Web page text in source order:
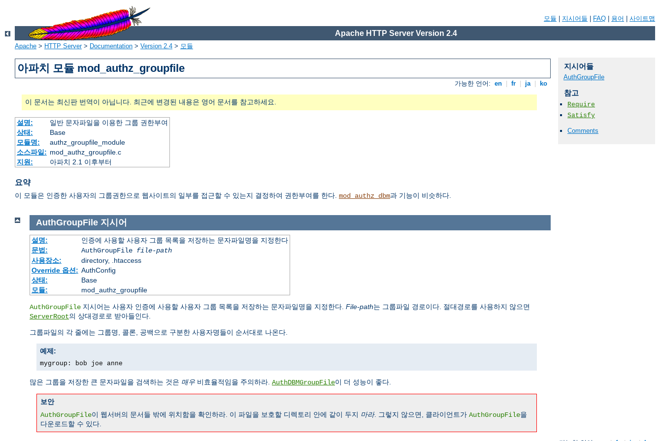
모듈 지시어들 FAQ 용어 사이트맵
Apache HTTP Server Version 2.4
Apache > HTTP Server> Documentation > Version 2.4 > 모듈
아파치 모듈 mod_authz_groupfile
가능한 언어: en fr ja ko
이 문서는 최신판 번역이 아닙니다. 최근에 변경된 내용은 영어 문서를 참고하세요.
설명:
일반 문자파일을 이용한 그룹 권한부여
상태:
Base
모듈명:
authz_groupfile_module
소스파일: mod_authz_groupfile.c
지원:
아파치 2.1 이후부터
요약
이 모듈은 인증한 사용자의 그룹권한으로 웹사이트의 일부를 접근할 수 있는지 결정하여 권한부여를 한다. mod_authz_dbm과 기능이 비슷하다.
지시어들
AuthGroupFile
참고
Require
Satisfy
Comments
AuthGroupFile 지시어
설명:
인증에 사용할 사용자 그룹 목록을 저장하는 문자파일명을 지정한다
문법:
AuthGroupFile file-path
사용장소:
directory, .htaccess
Override 옵션: AuthConfig
상태:
Base
모듈:
mod_authz_groupfile
AuthGroupFile 지시어는 사용자 인증에 사용할 사용자 그룹 목록을 저장하는 문자파일명을 지정한다. File-path는 그룹파일 경로이다. 절대경로를 사용하지 않으면
ServerRoot의 상대경로로 받아들인다.
그룹파일의 각 줄에는 그룹명, 콜론, 공백으로 구분한 사용자명들이 순서대로 나온다.
예제:
mygroup: bob joe anne
많은 그룹을 저장한 큰 문자파일을 검색하는 것은 매우 비효율적임을 주의하라. AuthDBMGroupFile이 더 성능이 좋다.
보안
AuthGroupFile이 웹서버의 문서들 밖에 위치함을 확인하라. 이 파일을 보호할 디렉토리 안에 같이 두지 마라. 그렇지 않으면, 클라이언트가 AuthGroupFile을
다운로드할 수 있다.